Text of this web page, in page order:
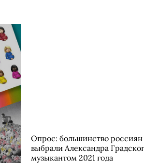
Опрос: большинство россиян
выбрали Александра
музыкантом 2021 года